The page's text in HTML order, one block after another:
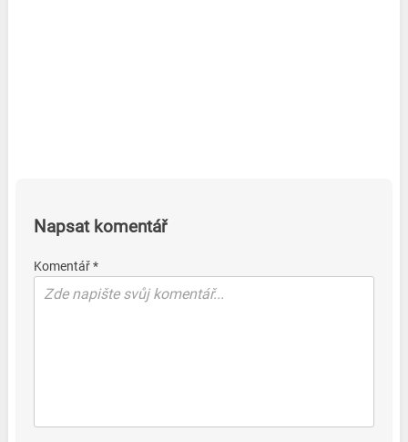
Napsat komentář
Komentář *